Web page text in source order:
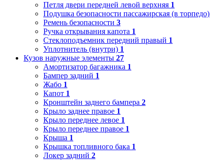
Петля двери передней левой верхняя 1
Подушка безопасности пассажирская (в торпедо)
Ремень безопасности 3
Ручка открывания капота 1
Стеклоподъемник передний правый 1
Уплотнитель (внутри) 1
Кузов наружные элементы 27
Амортизатор багажника 1
Бампер задний 1
Жабо 1
Капот 1
Кронштейн заднего бампера 2
Крыло заднее правое 1
Крыло переднее левое 1
Крыло переднее правое 1
Крыша 1
Крышка топливного бака 1
Локер задний 2